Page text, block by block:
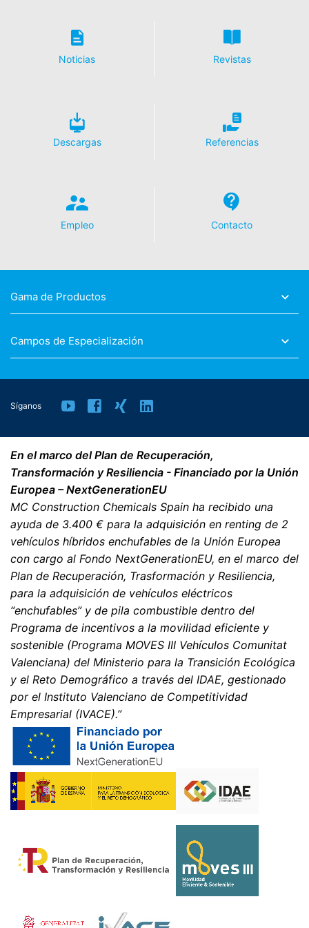
Noticias Revistas
Descargas Referencias
Empleo Contacto
Gama de Productos
Campos de Especialización
Síganos
En el marco del Plan de Recuperación,
Transformación y Resiliencia - Financiado por la Unión
Europea – NextGenerationEU
MC Construction Chemicals Spain ha recibido una
ayuda de 3.400 € para la adquisición en renting de 2
vehículos híbridos enchufables de la Unión Europea
con cargo al Fondo NextGenerationEU, en el marco del
Plan de Recuperación, Trasformación y Resiliencia,
para la adquisición de vehículos eléctricos
“enchufables” y de pila combustible dentro del
Programa de incentivos a la movilidad eficiente y
sostenible (Programa MOVES III Vehículos Comunitat
Valenciana) del Ministerio para la Transición Ecológica
y el Reto Demográfico a través del IDAE, gestionado
por el Instituto Valenciano de Competitividad
Empresarial (IVACE).”
Derecho a la portabilidad de datos
Tiene derecho a que los datos que procesamos en base
a su consentimiento o en cumplimiento de un contrato
responsable, esto sólo se hará en la medida en que sea
técnicamente posible.
que se le proporcione en cualquier momento
información gratuita sobre cualquiera de sus datos
personales almacenados. También tiene derecho a que
se corrijan, bloqueen o eliminen estos datos.